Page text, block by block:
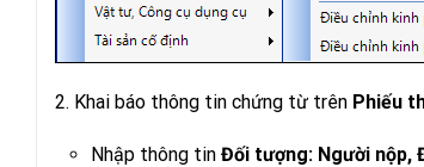
2. Khai báo thông tin chứng từ trên Phiếu
Nhập thông tin Đối tượng: Người nộp,